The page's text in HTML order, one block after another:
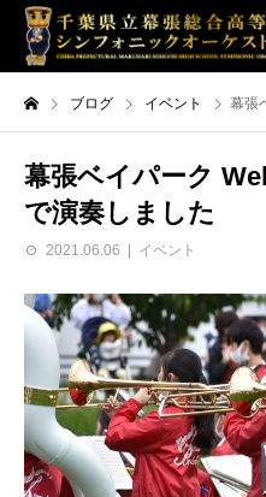
ブログ イベント 幕張ベ
幕張ベイパーク
で演奏しました
2021.06.06 イベント